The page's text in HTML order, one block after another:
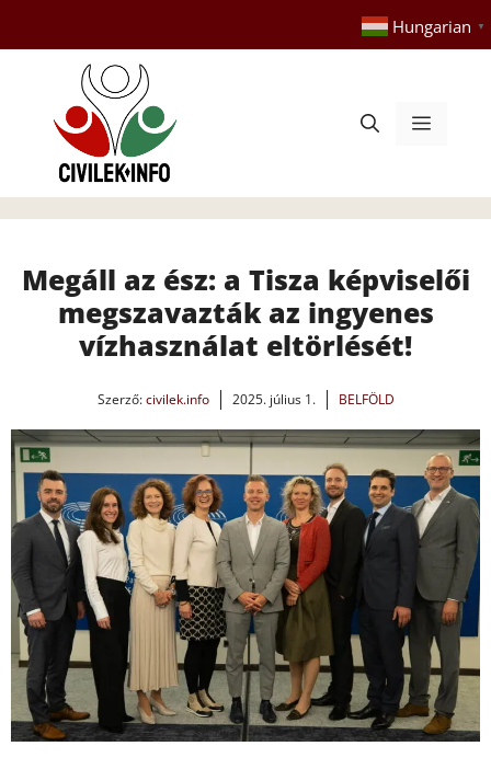
tartalomba
Hungarian ▼
Menü
Megáll az ész: a Tisza képviselői
megszavazták az ingyenes
vízhasználat eltörlését!
Szerző:civilek.info 2025. július 1. BELFÖLD